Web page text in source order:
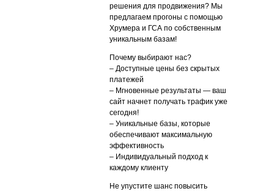
решения для продвижения? Мы
предлагаем прогоны с помощью
Хрумера и ГСА по собственным
уникальным базам!
Почему выбирают нас?
– Доступные цены без скрытых
платежей
– Мгновенные результаты — ваш
сайт начнет получать трафик уже
сегодня!
– Уникальные базы, которые
обеспечивают максимальную
эффективность
– Индивидуальный подход к
каждому клиенту
Не упустите шанс повысить